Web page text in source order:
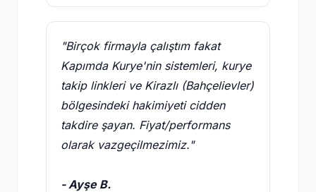
"Birçok firmayla çalıştım fakat
Kapımda Kurye'nin sistemleri, kurye
takip linkleri ve Kirazlı (Bahçelievler)
bölgesindeki hakimiyeti cidden
takdire şayan. Fiyat/performans
olarak vazgeçilmezimiz."
- Ayşe B.